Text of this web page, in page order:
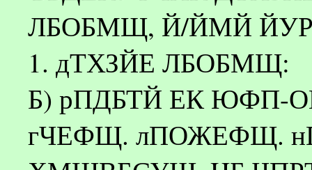
ЛБОБМЩ, Й/ЙМЙ
1. дТХЗЙЕ ЛБОБМЩ:
Б) рПДБТЙ ЕК ЮФП-
гЧЕФЩ. лПОЖЕФЩ.